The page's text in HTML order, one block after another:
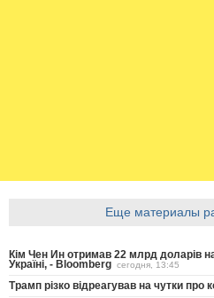
Еще материалы
Кім Чен Ин отримав 22 млрд доларів
Україні, - Bloomberg сегодня, 13:45
Трамп різко відреагував на чутки про